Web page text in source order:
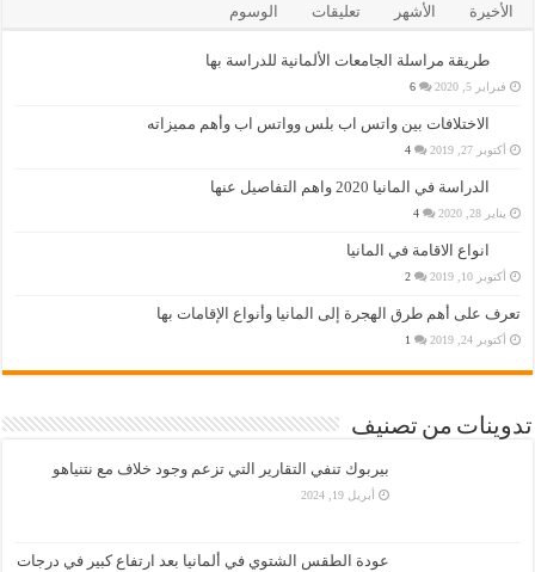
الأخيرة الأشهر تعليقات الوسوم
طريقة مراسلة الجامعات الألمانية للدراسة بها
فبراير 5, 2020 6
الاختلافات بين واتس اب بلس وواتس اب وأهم مميزاته
أكتوبر 27, 2019 4
الدراسة في المانيا 2020 واهم التفاصيل عنها
يناير 28, 2020 4
انواع الاقامة في المانيا
أكتوبر 10, 2019 2
تعرف على أهم طرق الهجرة إلى المانيا وأنواع الإقامات بها
أكتوبر 24, 2019 1
تدوينات من تصنيف
بيربوك تنفي التقارير التي تزعم وجود خلاف مع نتنياهو
أبريل 19, 2024
عودة الطقس الشتوي في ألمانيا بعد ارتفاع كبير في درجات